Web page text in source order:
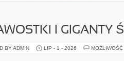
I GIGANTY
BY ADMIN LIP - 1 - 2026